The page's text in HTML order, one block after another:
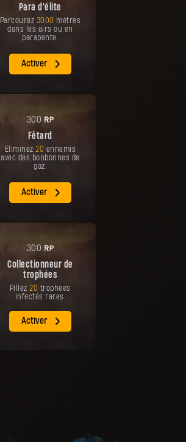
Para d'élite
Parcourez 3000 mètres
dans les airs ou en
parapente.
Activer
300 PR
Fêtard
Éliminez20 ennemis
avec des bonbonnes de
gaz.
Activer
300 PR
Collectionneur de
trophées
Pillez20 trophées
infectés rares.
Activer